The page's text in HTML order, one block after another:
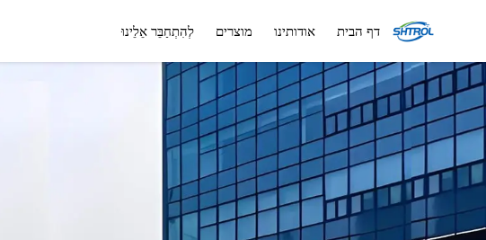
דף הבית אודותינו מוצרים לְהִתְחַבֵּר אֵלֵינוּ